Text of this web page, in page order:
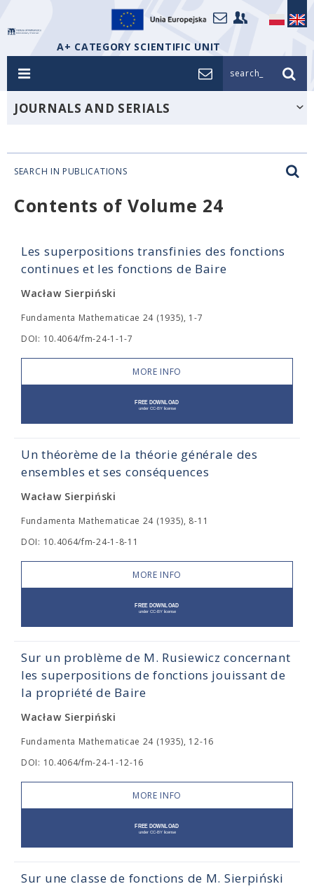
A+ CATEGORY SCIENTIFIC UNIT
search_
JOURNALS AND SERIALS
SEARCH IN PUBLICATIONS
Contents of Volume 24
Les superpositions transfinies des fonctions
continues et les fonctions de Baire
Wacław Sierpiński
Fundamenta Mathematicae 24 (1935), 1-7
DOI: 10.4064/fm-24-1-1-7
MORE INFO
Un théorème de la théorie générale des
ensembles et ses conséquences
Wacław Sierpiński
Fundamenta Mathematicae 24 (1935), 8-11
DOI: 10.4064/fm-24-1-8-11
MORE INFO
Sur un problème de M. Rusiewicz concernant
les superpositions de fonctions jouissant de
la propriété de Baire
Wacław Sierpiński
Fundamenta Mathematicae 24 (1935), 12-16
DOI: 10.4064/fm-24-1-12-16
MORE INFO
Sur une classe de fonctions de M. Sierpiński